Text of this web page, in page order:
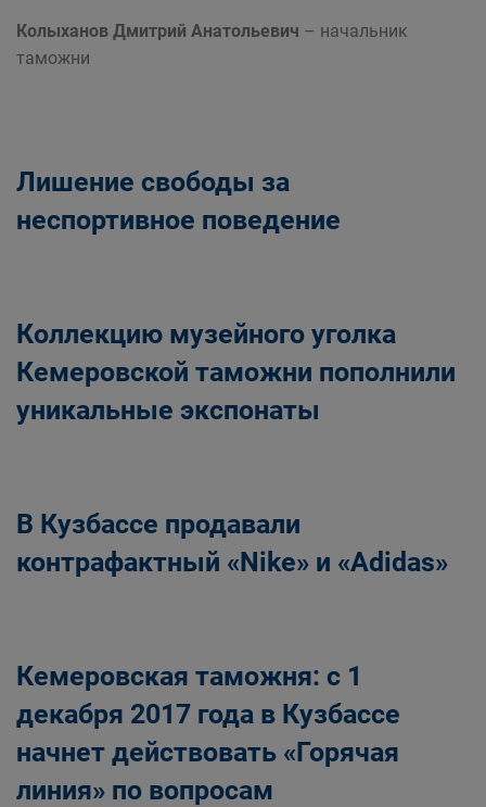
Колыханов Дмитрий Анатольевич – начальник
таможни
Лишение свободы за
неспортивное поведение
Коллекцию музейного уголка
Кемеровской таможни пополнили
уникальные экспонаты
В Кузбассе продавали
контрафактный «Nike» и «Adidas»
Кемеровская таможня: с 1
декабря 2017 года в Кузбассе
начнет действовать «Горячая
линия» по вопросам